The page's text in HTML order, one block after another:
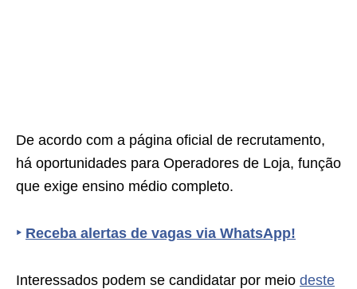
De acordo com a página oficial de recrutamento,
há oportunidades para Operadores de Loja, função
que exige ensino médio completo.
‣ Receba alertas de vagas via WhatsApp!
Interessados podem se candidatar por meio deste